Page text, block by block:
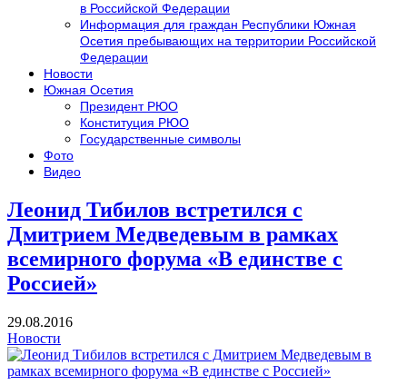
в Российской Федерации
Информация для граждан Республики Южная
Осетия пребывающих на территории Российской
Федерации
Новости
Южная Осетия
Президент РЮО
Конституция РЮО
Государственные символы
Фото
Видео
Леонид Тибилов встретился с
Дмитрием Медведевым в рамках
всемирного форума «В единстве с
Россией»
29.08.2016
Новости